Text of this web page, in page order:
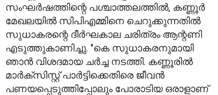
സംഘർഷത്തിന്റെ പശ്ചാത്തലത്തിൽ, കണ്ണൂർ
മേഖലയിൽ സിപിഎമ്മിനെ ചെറുക്കുന്നതിൽ
സുധാകരന്റെ ദീർഘകാല ചരിത്രം ആന്റണി
എടുത്തുകാണിച്ചു. "കെ സുധാകരനുമായി
ഞാൻ വിശദമായ ചർച്ച നടത്തി. കണ്ണൂരിൽ
മാർക്സിസ്റ്റ് പാർട്ടിക്കെതിരെ ജീവൻ
പണയപ്പെടുത്തിപ്പോലും പോരാടിയ ഒരാളാണ്